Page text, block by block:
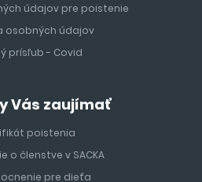
ideálnym miestom, ktoré sa oplatí
na fakultatívnych výletoch.
i hlavným mestom je Palma de
ktorí vyhľadávajú rušný nočný
vodou.
údajov pre poistenie
osobných údajov
prísľub - Covid
Vás zaujímať
poistenia
o členstve v SACKA
pre dieťa